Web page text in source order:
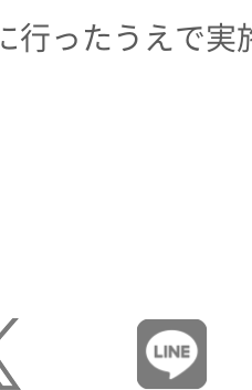
行ったうえで実